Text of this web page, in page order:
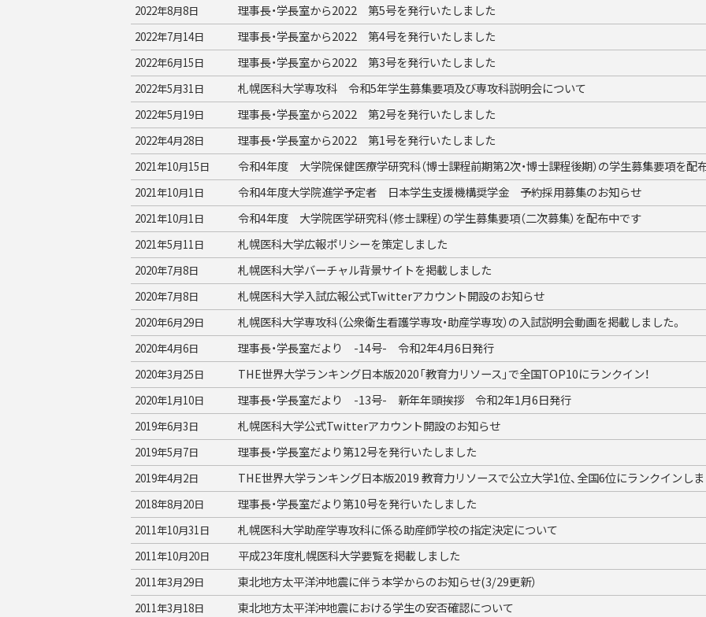
2022年8月8日 理事長・学長室から2022 第5号を発行いたしました
2022年7月14日 理事長・学長室から2022 第4号を発行いたしました
2022年6月15日 理事長・学長室から2022 第3号を発行いたしました
2022年5月31日 札幌医科大学専攻科 令和5年学生募集要項及び専攻科説明会について
2022年5月19日 理事長・学長室から2022 第2号を発行いたしました
2022年4月28日 理事長・学長室から2022 第1号を発行いたしました
2021年10月15日 令和4年度 大学院保健医療学研究科（博士課程前期第2次・博士課程後期）の学生募集要項を配
2021年10月1日 令和4年度大学院進学予定者 日本学生支援機構奨学金 予約採用募集のお知らせ
2021年10月1日 令和4年度 大学院医学研究科（修士課程）の学生募集要項（二次募集）を配布中です
2021年5月11日 札幌医科大学広報ポリシーを策定しました
2020年7月8日 札幌医科大学バーチャル背景サイトを掲載しました
2020年7月8日 札幌医科大学入試広報公式Twitterアカウント開設のお知らせ
2020年6月29日 札幌医科大学専攻科（公衆衛生看護学専攻・助産学専攻）の入試説明会動画を掲載しました。
2020年4月6日 理事長・学長室だより -14号- 令和2年4月6日発行
2020年3月25日 THE世界大学ランキング日本版2020「教育力リソース」で全国TOP10にランクイン！
2020年1月10日 理事長・学長室だより -13号- 新年年頭挨拶 令和2年1月6日発行
2019年6月3日 札幌医科大学公式Twitterアカウント開設のお知らせ
2019年5月7日 理事長・学長室だより第12号を発行いたしました
2019年4月2日 THE世界大学ランキング日本版2019 教育力リソースで公立大学1位、全国6位にランクインしま
2018年8月20日 理事長・学長室だより第10号を発行いたしました
2011年10月31日 札幌医科大学助産学専攻科に係る助産師学校の指定決定について
2011年10月20日 平成23年度札幌医科大学要覧を掲載しました
2011年3月29日 東北地方太平洋沖地震に伴う本学からのお知らせ(3/29更新）
2011年3月18日 東北地方太平洋沖地震における学生の安否確認について